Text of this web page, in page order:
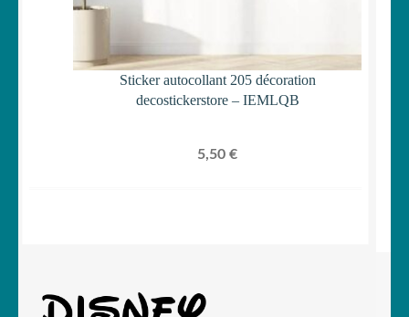
Sticker autocollant 205 décoration
decostickerstore – IEMLQB
5,50 €